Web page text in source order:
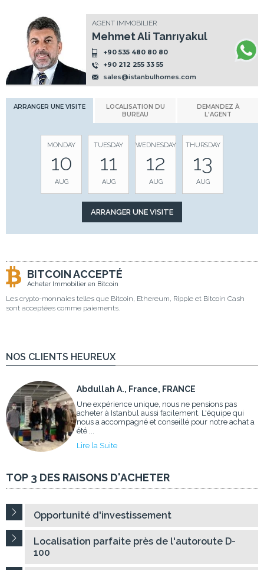
AGENT IMMOBILIER
Mehmet Ali Tanrıyakul
+90 535 480 80 80
+90 212 255 33 55
sales@istanbulhomes.com
ARRANGER UNE VISITE
LOCALISATION DU
BUREAU
DEMANDEZ À
L'AGENT
MONDAY
10
AUG
TUESDAY
11
AUG
WEDNESDAY
12
AUG
THURSDAY
13
AUG
BITCOIN ACCEPTÉ
Acheter Immobilier en Bitcoin
Les crypto-monnaies telles que Bitcoin, Ethereum, Ripple et Bitcoin Cash
sont acceptées comme paiements.
NOS CLIENTS HEUREUX
Abdullah A., France, FRANCE
Une expérience unique, nous ne pensions pas
acheter à Istanbul aussi facilement. L'équipe qui
nous a accompagné et conseillé pour notre achat a
été ...
Lire la Suite
TOP 3 DES RAISONS D'ACHETER
Opportunité d'investissement
Localisation parfaite près de l'autoroute D-
100